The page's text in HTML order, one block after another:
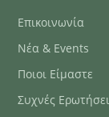
Επικοινωνία
Νέα & Events
Ποιοι Είμαστε
Συχνές